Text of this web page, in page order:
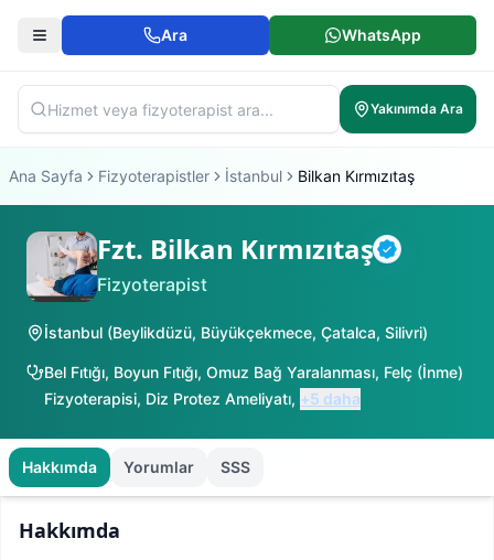
Ara WhatsApp
Yakınımda Ara
Ana Sayfa Fizyoterapistler İstanbul Bilkan Kırmızıtaş
Fzt. Bilkan Kırmızıtaş Doğrulanmış
Fizyoterapist
İstanbul (Beylikdüzü, Büyükçekmece, Çatalca, Silivri)
Bel Fıtığı, Boyun Fıtığı, Omuz Bağ Yaralanması, Felç (İnme)
Fizyoterapisi, Diz Protez Ameliyatı, +5 daha
Hakkımda Yorumlar SSS
Hakkımda